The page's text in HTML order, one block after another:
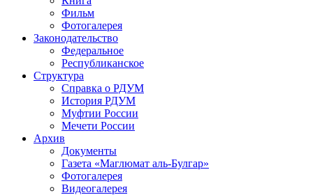
Фильм
Фотогалерея
Законодательство
Федеральное
Республиканское
Структура
Справка о РДУМ
История РДУМ
Муфтии России
Мечети России
Архив
Документы
Газета «Маглюмат аль-Булгар»
Фотогалерея
Видеогалерея